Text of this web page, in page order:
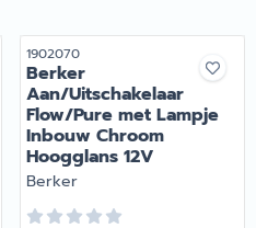
Artikelnummer
1902070
Berker
Aan/Uitschakelaar
Flow/Pure met Lampje
Inbouw Chroom
Hoogglans 12V
Merk:
Berker